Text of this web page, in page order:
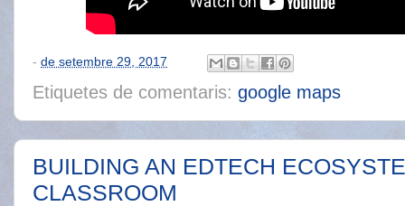
- de setembre 29, 2017
Etiquetes de comentaris: google maps
BUILDING AN EDTECH
CLASSROOM